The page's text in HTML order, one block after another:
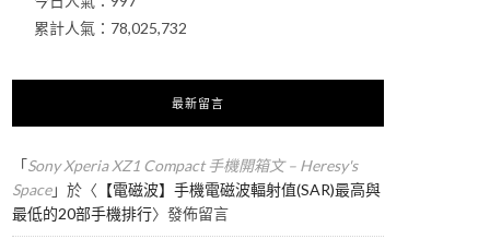
累計人氣： 78,025,732
最新留言
「Sony Xperia XZ1 Compact 手機開箱文 – Heresy's
Space」於〈 【電磁波】手機電磁波輻射值(SAR)最高與
最低的20部手機排行〉發佈留言